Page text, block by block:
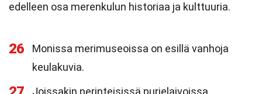
edelleen osa merenkulun historiaa ja kulttuuria.
26
Monissa merimuseoissa on esillä vanhoja
keulakuvia.
Joissakin perinteisissä purjelaivoissa